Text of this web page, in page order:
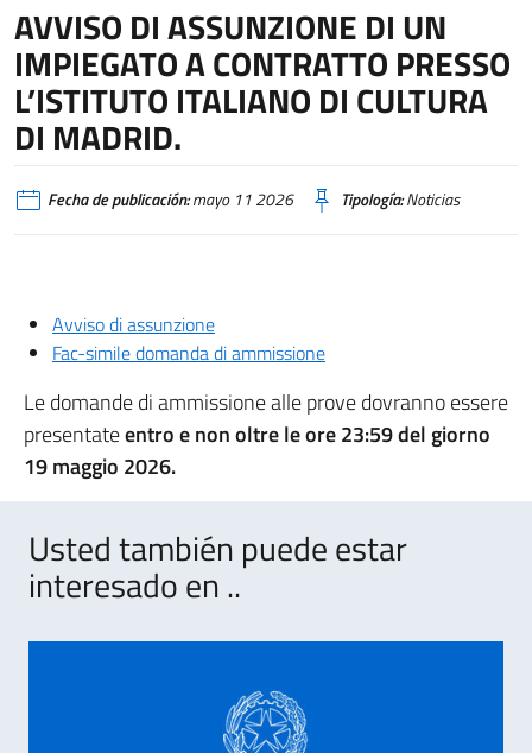
AVVISO DI ASSUNZIONE DI UN
IMPIEGATO A CONTRATTO PRESSO
L’ISTITUTO ITALIANO DI CULTURA
DI MADRID.
Fecha de publicación:mayo 11 2026 Tipología:Noticias
Avviso di assunzione
Fac-simile domanda di ammissione
Le domande di ammissione alle prove dovranno essere
presentateentro e non oltre le ore 23:59 del giorno
19 maggio 2026.
Usted también puede estar
interesado en ..